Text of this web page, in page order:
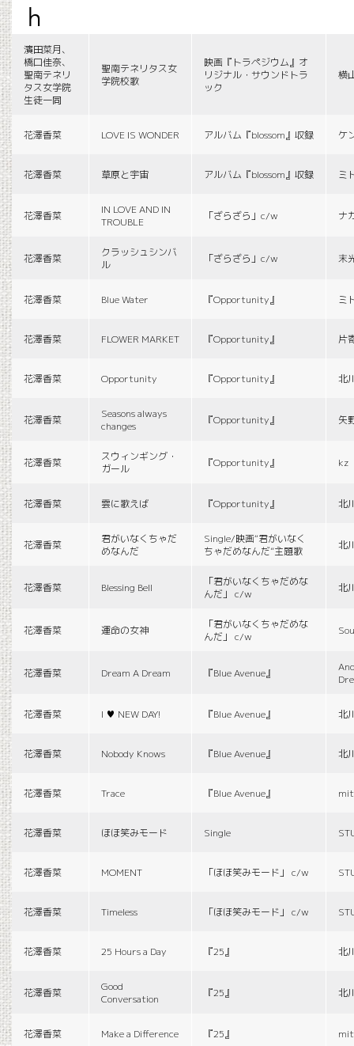
h
濱田菜月、
橋口佳奈、
聖南テネリ
タス女学院
生徒一同
聖南テネリタス女
学院校歌
映画『トラペジウム』オ
リジナル・サウンドトラ
ック
横
花澤香菜 LOVE IS WONDER アルバム『blossom』収録 ケ
花澤香菜 草原と宇宙 アルバム『blossom』収録 ミ
花澤香菜
IN LOVE AND IN
TROUBLE
「ざらざら」c/w ナ
花澤香菜
クラッシュシンバ
ル
「ざらざら」c/w 末
花澤香菜 Blue Water 『Opportunity』 ミ
花澤香菜 FLOWER MARKET 『Opportunity』 片
花澤香菜 Opportunity 『Opportunity』 北
花澤香菜
Seasons always
changes
『Opportunity』 矢
花澤香菜
スウィンギング・
ガール
『Opportunity』 kz
花澤香菜 雲に歌えば 『Opportunity』 北
花澤香菜
君がいなくちゃだ
めなんだ
Single/映画“君がいなく
ちゃだめなんだ”主題歌
北
花澤香菜 Blessing Bell
「君がいなくちゃだめな
んだ」 c/w
北
花澤香菜 運命の女神
「君がいなくちゃだめな
んだ」 c/w
花澤香菜 Dream A Dream 『Blue Avenue』
花澤香菜 I ♥ NEW DAY! 『Blue Avenue』 北
花澤香菜 Nobody Knows 『Blue Avenue』 北
花澤香菜 Trace 『Blue Avenue』
花澤香菜 ほほ笑みモード Single
花澤香菜 MOMENT 「ほほ笑みモード」 c/w
花澤香菜 Timeless 「ほほ笑みモード」 c/w
花澤香菜 25 Hours a Day 『25』 北
花澤香菜
Good
Conversation
『25』 北
花澤香菜 Make a Difference 『25』